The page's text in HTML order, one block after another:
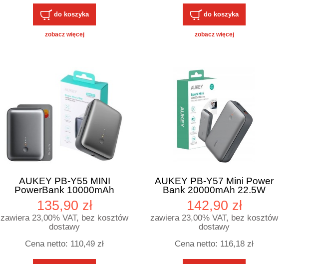
do koszyka
zobacz więcej
do koszyka
zobacz więcej
AUKEY PB-Y55 MINI
PowerBank 10000mAh
22.5W 2xUSB PD QC
135,90 zł
zawiera 23,00% VAT, bez kosztów
dostawy
Cena netto: 110,49 zł
AUKEY PB-Y57 Mini Power
Bank 20000mAh 22.5W
2xUSB PD 3.0 QC 3.0 LED
142,90 zł
zawiera 23,00% VAT, bez kosztów
dostawy
Cena netto: 116,18 zł